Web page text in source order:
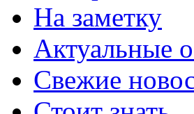
На заметку
Актуальные
Свежие